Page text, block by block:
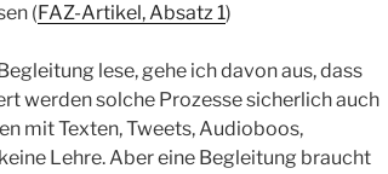
(FAZ-Artikel, Absatz 1)
lese, gehe ich davon aus, dass
werden solche Prozesse sicherlich auch
mit Texten, Tweets, Audioboos,
Lehre. Aber eine Begleitung braucht